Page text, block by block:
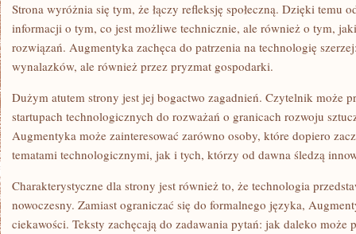
Strona wyróżnia się tym, że łączy refleksję społeczną. Dzięki temu
informacji o tym, co jest możliwe technicznie, ale również o tym,
rozwiązań. Augmentyka zachęca do patrzenia na technologię
wynalazków, ale również przez pryzmat gospodarki.
Dużym atutem strony jest jej bogactwo zagadnień. Czytelnik może
startupach technologicznych do rozważań o granicach rozwoju
Augmentyka może zainteresować zarówno osoby, które dopiero
tematami technologicznymi, jak i tych, którzy od dawna śledzą
Charakterystyczne dla strony jest również to, że technologia
nowoczesny. Zamiast ograniczać się do formalnego języka,
ciekawości. Teksty zachęcają do zadawania pytań: jak daleko może